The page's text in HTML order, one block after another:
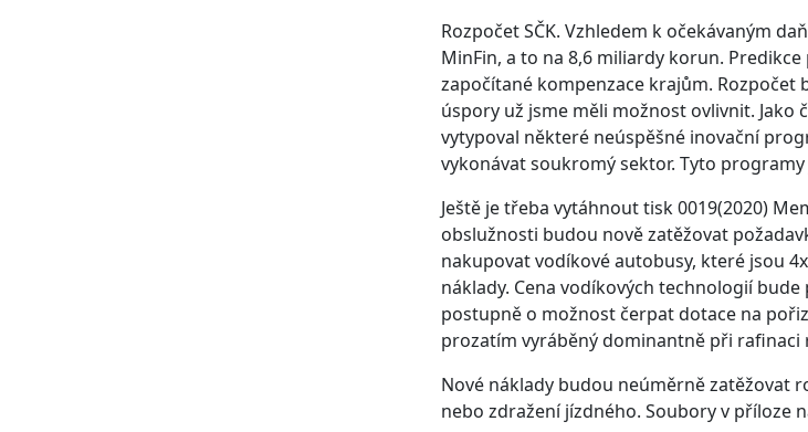
Rozpočet SČK. Vzhledem k očekávaným
MinFin, a to na 8,6 miliardy korun.
započítané kompenzace krajům. Rozpočet
úspory už jsme měli možnost ovlivnit. Jako
vytypoval některé neúspěšné inovační
vykonávat soukromý sektor. Tyto
Ještě je třeba vytáhnout tisk 0019(2020)
obslužnosti budou nově zatěžovat
nakupovat vodíkové autobusy, které jsou
náklady. Cena vodíkových technologií
postupně o možnost čerpat dotace na
prozatím vyráběný dominantně při rafinaci
Nové náklady budou neúměrně zatěžovat
nebo zdražení jízdného. Soubory v příloze